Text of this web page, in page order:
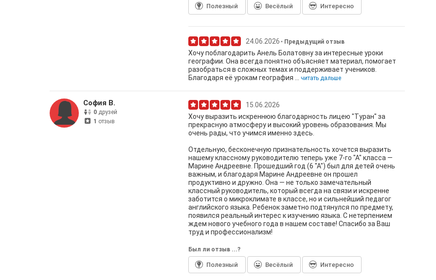
Полезный Весёлый Интересно
24.06.2026 Предыдущий отзыв
Хочу поблагодарить Анель Болатовну за интересные уроки
географии. Она всегда понятно объясняет материал, помогает
разобраться в сложных темах и поддерживает учеников.
Благодаря её урокам география ... читать дальше
София В.
0 друзей
1 отзыв
15.06.2026
Хочу выразить искреннюю благодарность лицею "Туран" за
прекрасную атмосферу и высокий уровень образования. Мы
очень рады, что учимся именно здесь.
Отдельную, бесконечную признательность хочется выразить
нашему классному руководителю теперь уже 7-го "А" класса —
Марине Андреевне. Прошедший год (6 "А") был для детей очень
важным, и благодаря Марине Андреевне он прошел
продуктивно и дружно. Она — не только замечательный
классный руководитель, который всегда на связи и искренне
заботится о микроклимате в классе, но и сильнейший педагог
английского языка. Ребенок заметно подтянулся по предмету,
появился реальный интерес к изучению языка. С нетерпением
ждем нового учебного года в нашем составе! Спасибо за Ваш
труд и профессионализм!
Был ли отзыв ...?
Полезный Весёлый Интересно